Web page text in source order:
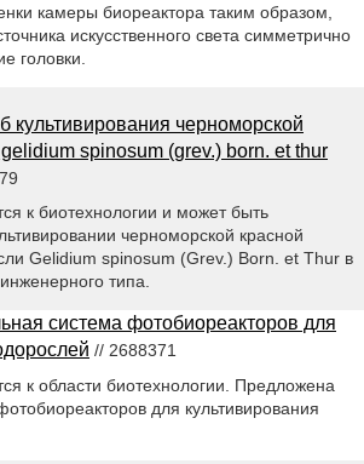
камеры биореактора таким образом,
искусственного света симметрично
головки.
культивирования черноморской
spinosum (grev.) born. et thur
к биотехнологии и может быть
черноморской красной
Gelidium spinosum (Grev.) Born. et Thur в
типа.
система фотобиореакторов для
// 2688371
к области биотехнологии. Предложена
для культивирования